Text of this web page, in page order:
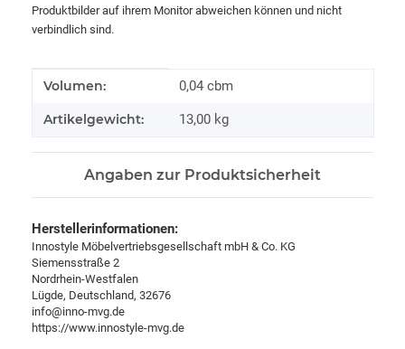
Produktbilder auf ihrem Monitor abweichen können und nicht
verbindlich sind.
Produkteigenschaft
Wert
Volumen: 0,04 cbm
Artikelgewicht: 13,00 kg
Angaben zur Produktsicherheit
Herstellerinformationen:
Innostyle Möbelvertriebsgesellschaft mbH & Co. KG
Siemensstraße 2
Nordrhein-Westfalen
Lügde, Deutschland, 32676
info@inno-mvg.de
https://www.innostyle-mvg.de